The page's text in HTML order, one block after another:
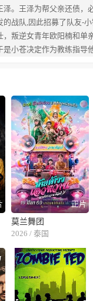
泽。王泽为帮父亲还债，
的战队,因此招募了队友-
，叛逆女青年欧阳楠和单
是小苍决定作为教练指导
正片
莫兰舞团
2026 / 泰国